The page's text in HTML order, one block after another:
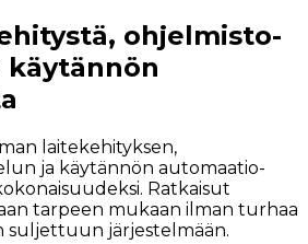
ohjelmisto-
käytännön
laitekehityksen,
ja käytännön automaatio-
Ratkaisut
tarpeen mukaan ilman turhaa
suljettuun järjestelmään.